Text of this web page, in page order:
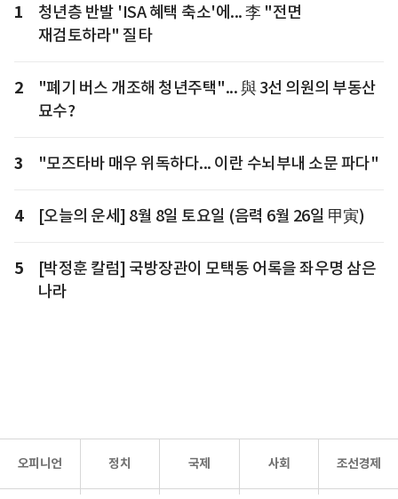
1
청년층 반발 'ISA 혜택 축소'에... 李 "전면
재검토하라" 질타
2
"폐기 버스 개조해 청년주택"... 與 3선 의원의 부동산
묘수?
3 "모즈타바 매우 위독하다... 이란 수뇌부내 소문 파다"
4 [오늘의 운세] 8월 8일 토요일 (음력 6월 26일 甲寅)
5
[박정훈 칼럼] 국방장관이 모택동 어록을 좌우명 삼은
나라
오피니언 정치 국제 사회 조선경제